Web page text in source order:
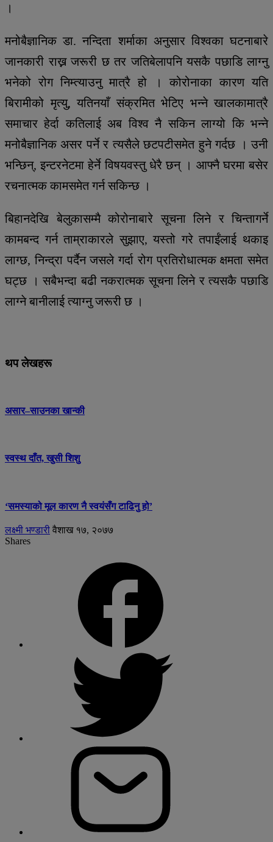
।
मनोबैज्ञानिक डा. नन्दिता शर्माका अनुसार विश्वका घटनाबारे
जानकारी राख्न जरूरी छ तर जतिबेलापनि यसकै पछाडि लाग्नु
भनेको रोग निम्त्याउनु मात्रै हो । कोरोनाका कारण यति
बिरामीको मृत्यु, यतिनयाँ संक्रमित भेटिए भन्ने खालकामात्रै
समाचार हेर्दा कतिलाई अब विश्व नै सकिन लाग्यो कि भन्ने
मनोबैज्ञानिक असर पर्ने र त्यसैले छटपटीसमेत हुने गर्दछ । उनी
भन्छिन्, इन्टरनेटमा हेर्ने विषयवस्तु धेरै छन् । आफ्नै घरमा बसेर
रचनात्मक कामसमेत गर्न सकिन्छ ।
बिहानदेखि बेलुकासम्मै कोरोनाबारे सूचना लिने र चिन्तागर्ने
कामबन्द गर्न ताम्राकारले सुझाए, यस्तो गरे तपाईंलाई थकाइ
लाग्छ, निन्द्रा पर्दैन जसले गर्दा रोग प्रतिरोधात्मक क्षमता समेत
घट्छ । सबैभन्दा बढी नकरात्मक सूचना लिने र त्यसकै पछाडि
लाग्ने बानीलाई त्याग्नु जरूरी छ ।
थप लेखहरू
असार–साउनका खान्की
स्वस्थ दाँत, खुसी शिशु
‘समस्याको मूल कारण नै स्वयंसँग टाढिनु हो’
लक्ष्मी भण्डारी वैशाख १७, २०७७
Shares